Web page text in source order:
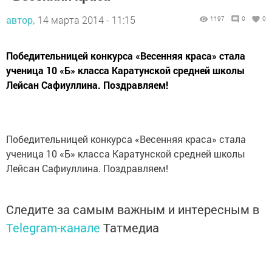
автор, 14 марта 2014 - 11:15 1197 0 0
Победительницей конкурса «Весенняя краса» стала
ученица 10 «Б» класса Каратунской средней школы
Лейсан Сафиуллина. Поздравляем!
Победительницей конкурса «Весенняя краса» стала
ученица 10 «Б» класса Каратунской средней школы
Лейсан Сафиуллина. Поздравляем!
Следите за самым важным и интересным в
Telegram-канале Татмедиа